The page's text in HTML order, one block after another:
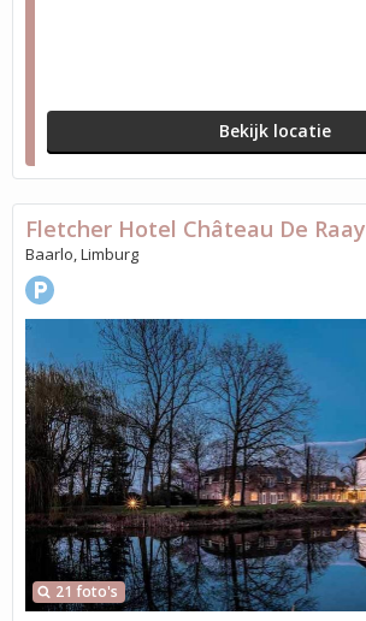
Bekijk locatie
21 foto's
Fletcher Hotel Château De Raay
Baarlo, Limburg